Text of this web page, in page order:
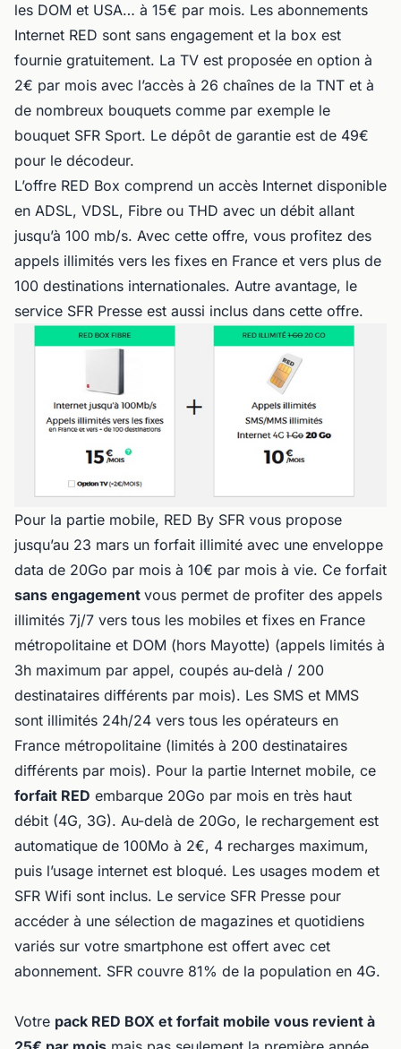
les DOM et USA… à 15€ par mois. Les abonnements
Internet RED sont sans engagement et la box est
fournie gratuitement. La TV est proposée en option à
2€ par mois avec l’accès à 26 chaînes de la TNT et à
de nombreux bouquets comme par exemple le
bouquet SFR Sport. Le dépôt de garantie est de 49€
pour le décodeur.
L’offre RED Box comprend un accès Internet disponible
en ADSL, VDSL, Fibre ou THD avec un débit allant
jusqu’à 100 mb/s. Avec cette offre, vous profitez des
appels illimités vers les fixes en France et vers plus de
100 destinations internationales. Autre avantage, le
service SFR Presse est aussi inclus dans cette offre.
Pour la partie mobile, RED By SFR vous propose
jusqu’au 23 mars un forfait illimité avec une enveloppe
data de 20Go par mois à 10€ par mois à vie. Ce forfait
sans engagement vous permet de profiter des appels
illimités 7j/7 vers tous les mobiles et fixes en France
métropolitaine et DOM (hors Mayotte) (appels limités à
3h maximum par appel, coupés au-delà / 200
destinataires différents par mois). Les SMS et MMS
sont illimités 24h/24 vers tous les opérateurs en
France métropolitaine (limités à 200 destinataires
différents par mois). Pour la partie Internet mobile, ce
forfait RED embarque 20Go par mois en très haut
débit (4G, 3G). Au-delà de 20Go, le rechargement est
automatique de 100Mo à 2€, 4 recharges maximum,
puis l’usage internet est bloqué. Les usages modem et
SFR Wifi sont inclus. Le service SFR Presse pour
accéder à une sélection de magazines et quotidiens
variés sur votre smartphone est offert avec cet
abonnement. SFR couvre 81% de la population en 4G.
Votre pack RED BOX et forfait mobile vous revient à